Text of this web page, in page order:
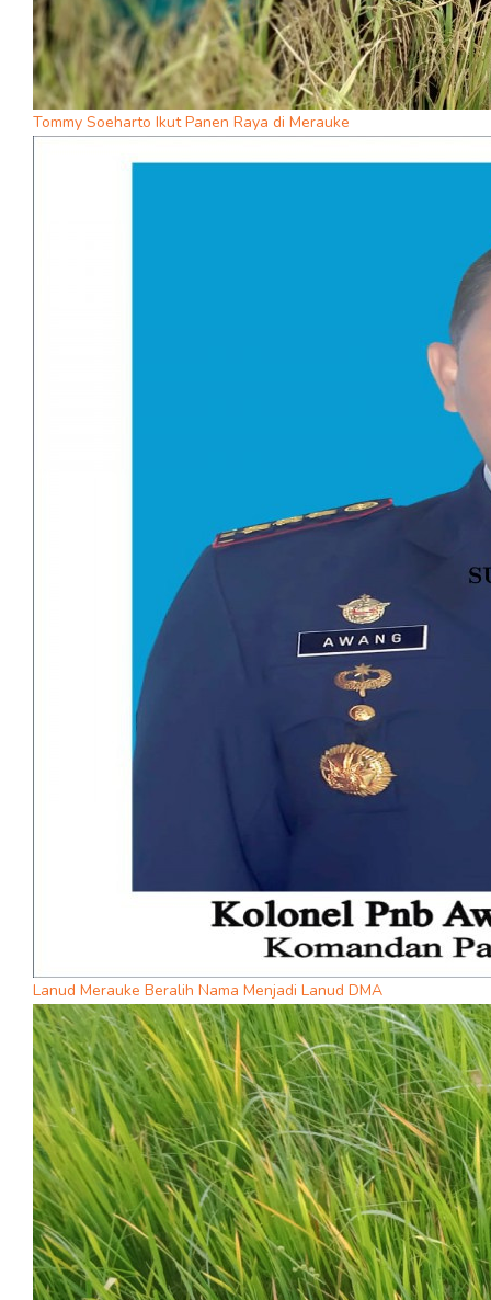
Tommy Soeharto Ikut Panen Raya di Merauke
Lanud Merauke Beralih Nama Menjadi Lanud DMA